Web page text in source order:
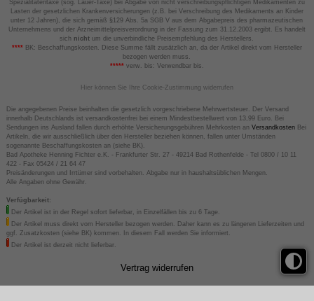
Spezialitätentaxe (sog. Lauer-Taxe) bei Abgabe von nicht verschreibungspflichtigen Medikamenten zu
Lasten der gesetzlichen Krankenversicherungen (z.B. bei Verschreibung des Medikaments an Kinder
unter 12 Jahren), die sich gemäß §129 Abs. 5a SGB V aus dem Abgabepreis des pharmazeutischen
Unternehmens und der Arzneimittelpreisverordnung in der Fassung zum 31.12.2003 ergibt. Es handelt
sich nicht um die unverbindliche Preisempfehlung des Herstellers.
****BK: Beschaffungskosten. Diese Summe fällt zusätzlich an, da der Artikel direkt vom Hersteller
bezogen werden muss.
*****verw. bis: Verwendbar bis.
Hier können Sie Ihre Cookie-Zustimmung widerrufen
Die angegebenen Preise beinhalten die gesetzlich vorgeschriebene Mehrwertsteuer. Der Versand
innerhalb Deutschlands ist versandkostenfrei bei einem Mindestbestellwert von 13,99 Euro. Bei
Sendungen ins Ausland fallen durch erhöhte Versicherungsgebühren Mehrkosten an VersandkostenBei
Artikeln, die wir ausschließlich über den Hersteller beziehen können, fallen unter Umständen
sogenannte Beschaffungskosten an (siehe BK).
Bad Apotheke Henning Fichter e.K. - Frankfurter Str. 27 - 49214 Bad Rothenfelde - Tel 0800 / 10 11
422 - Fax 05424 / 21 64 47
Preisänderungen und Irrtümer sind vorbehalten. Abgabe nur in haushaltsüblichen Mengen.
Alle Angaben ohne Gewähr.
Verfügbarkeit:
Der Artikel ist in der Regel sofort lieferbar, in Einzelfällen bis zu 6 Tage.
Der Artikel muss direkt vom Hersteller bezogen werden. Daher kann es zu längeren Lieferzeiten und
ggf. Zusatzkosten (siehe BK) kommen. In diesem Fall werden Sie informiert.
Der Artikel ist derzeit nicht lieferbar.
Vertrag widerrufen